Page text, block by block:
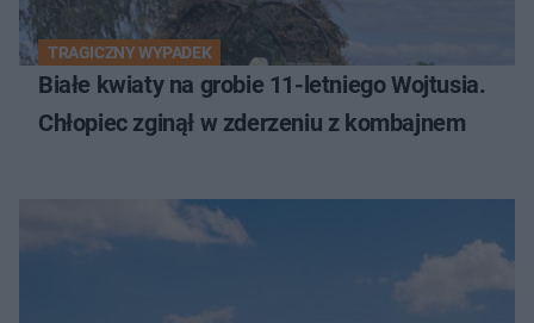
TRAGICZNY WYPADEK
Białe kwiaty na grobie 11-letniego Wojtusia.
Chłopiec zginął w zderzeniu z kombajnem